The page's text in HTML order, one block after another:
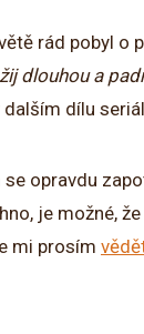
rád pobyl
žij dlouhou a
dalším dílu
opravdu
je možné,
mi prosím